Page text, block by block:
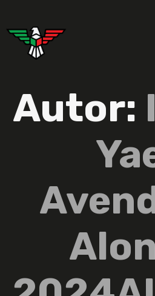
Autor: